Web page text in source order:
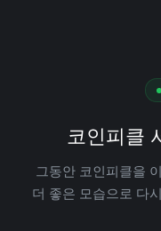
코인피클
그동안 코인피클을
더 좋은 모습으로 다